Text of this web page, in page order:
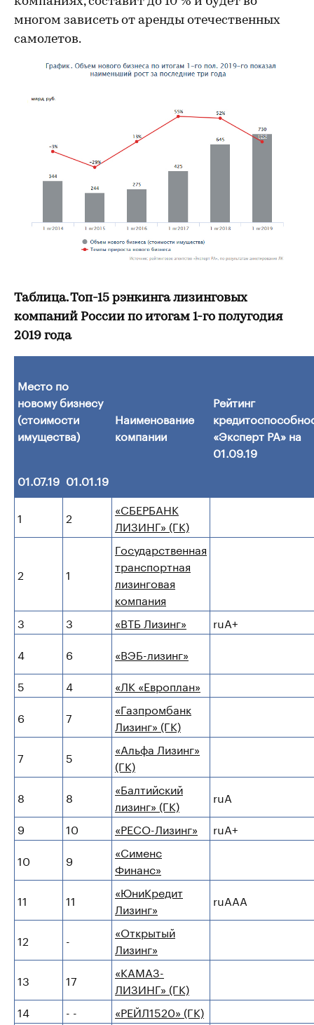
многом зависеть от аренды отечественных
самолетов.
Таблица. Топ-15 рэнкинга лизинговых
компаний России по итогам 1-го полугодия
2019 года
Место по
новому бизнесу
(стоимости
имущества)
Наименование
компании
Рейтинг
«Эксперт РА» на
01.09.19
01.07.19 01.01.19
1 2
«СБЕРБАНК
ЛИЗИНГ» (ГК)
2 1
Государственная
транспортная
лизинговая
компания
3
3 «ВТБ Лизинг»
ruA+
4
6
«ВЭБ-лизинг»
5
4
«ЛК «Европлан»
6
7
«Газпромбанк
Лизинг» (ГК)
7
5
«Альфа Лизинг»
(ГК)
8
8
«Балтийский
лизинг» (ГК)
ruA
9
10 «РЕСО-Лизинг»
ruA+
10
9
«Сименс
Финанс»
11
11
«ЮниКредит
Лизинг»
ruAAA
12 -
«Открытый
Лизинг»
13
17
«КАМАЗ-
ЛИЗИНГ» (ГК)
14
- -
«РЕЙЛ1520» (ГК)